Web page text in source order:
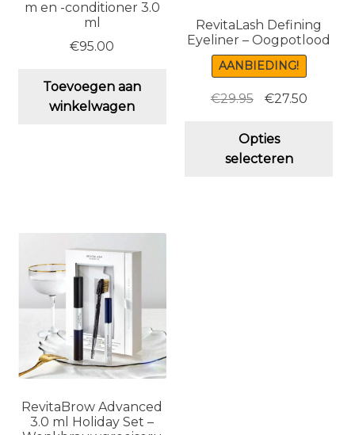
m en -conditioner 3.0
ml
€95.00
Toevoegen aan
winkelwagen
RevitaLash Defining
Eyeliner – Oogpotlood
AANBIEDING!
€29.95
was:
€29.95.
€27.50
Opties
selecteren
RevitaBrow Advanced
3.0 ml Holiday Set –